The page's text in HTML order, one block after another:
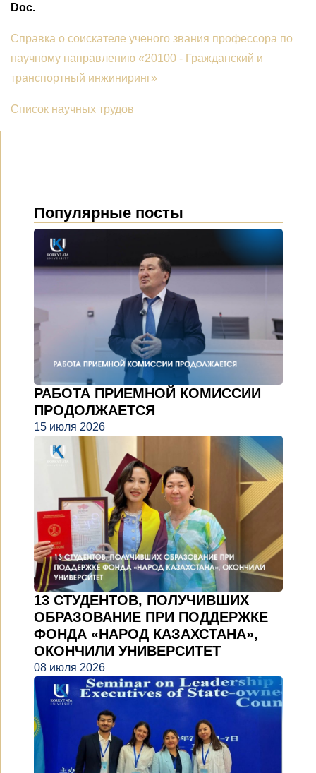
Doc.
Справка о соискателе ученого звания профессора по
научному направлению «20100 - Гражданский и
транспортный инжиниринг»
Список научных трудов
Популярные посты
РАБОТА ПРИЕМНОЙ КОМИССИИ
ПРОДОЛЖАЕТСЯ
15 июля 2026
13 СТУДЕНТОВ, ПОЛУЧИВШИХ
ОБРАЗОВАНИЕ ПРИ ПОДДЕРЖКЕ
ФОНДА «НАРОД КАЗАХСТАНА»,
ОКОНЧИЛИ УНИВЕРСИТЕТ
08 июля 2026